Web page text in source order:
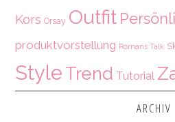
Kors Orsay Outfit
produktvorstellung Romans Talk
Style Trend Tutorial
ARCHIV